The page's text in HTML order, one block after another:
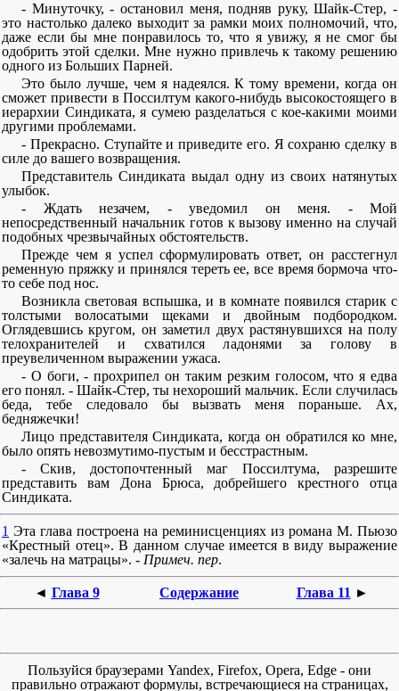
- Минуточку, - остановил меня, подняв руку, Шайк-Стер, -
это настолько далеко выходит за рамки моих полномочий, что,
даже если бы мне понравилось то, что я увижу, я не смог бы
одобрить этой сделки. Мне нужно привлечь к такому решению
одного из Больших Парней.
Это было лучше, чем я надеялся. К тому времени, когда он
сможет привести в Поссилтум какого-нибудь высокостоящего в
иерархии Синдиката, я сумею разделаться с кое-какими моими
другими проблемами.
- Прекрасно. Ступайте и приведите его. Я сохраню сделку в
силе до вашего возвращения.
Представитель Синдиката выдал одну из своих натянутых
улыбок.
- Ждать незачем, - уведомил он меня. - Мой
непосредственный начальник готов к вызову именно на случай
подобных чрезвычайных обстоятельств.
Прежде чем я успел сформулировать ответ, он расстегнул
ременную пряжку и принялся тереть ее, все время бормоча что-
то себе под нос.
Возникла световая вспышка, и в комнате появился старик с
толстыми волосатыми щеками и двойным подбородком.
Оглядевшись кругом, он заметил двух растянувшихся на полу
телохранителей и схватился ладонями за голову в
преувеличенном выражении ужаса.
- О боги, - прохрипел он таким резким голосом, что я едва
его понял. - Шайк-Стер, ты нехороший мальчик. Если случилась
беда, тебе следовало бы вызвать меня пораньше. Ах,
бедняжечки!
Лицо представителя Синдиката, когда он обратился ко мне,
было опять невозмутимо-пустым и бесстрастным.
- Скив, достопочтенный маг Поссилтума, разрешите
представить вам Дона Брюса, добрейшего крестного отца
Синдиката.
1 Эта глава построена на реминисценциях из романа М. Пьюзо
«Крестный отец». В данном случае имеется в виду выражение
«залечь на матрацы». - Примеч. пер.
◄ Глава 9 Содержание Глава 11 ►
Пользуйся браузерами Yandex, Firefox, Opera, Edge - они
правильно отражают формулы, встречающиеся на страницах,